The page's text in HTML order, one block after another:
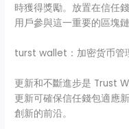
時獲得獎勵。放置在信任
用戶參與這一重要的區塊鏈
turst wallet：加密货币管
更新和不斷進步是 Trust
更新可確保信任錢包適應
創新的前沿。